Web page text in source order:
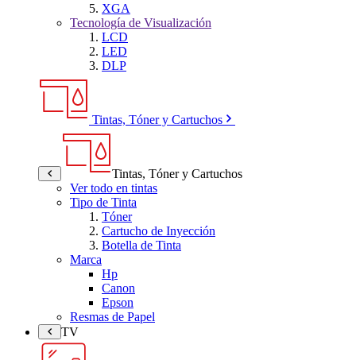
XGA
Tecnología de Visualización
LCD
LED
DLP
Tintas, Tóner y Cartuchos
Tintas, Tóner y Cartuchos
Ver todo en tintas
Tipo de Tinta
Tóner
Cartucho de Inyección
Botella de Tinta
Marca
Hp
Canon
Epson
Resmas de Papel
TV